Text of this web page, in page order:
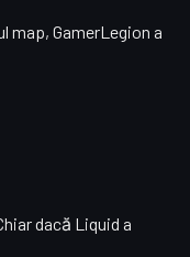
map, GamerLegion a
dacă Liquid a